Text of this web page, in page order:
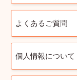
よくあるご質問
個人情報について